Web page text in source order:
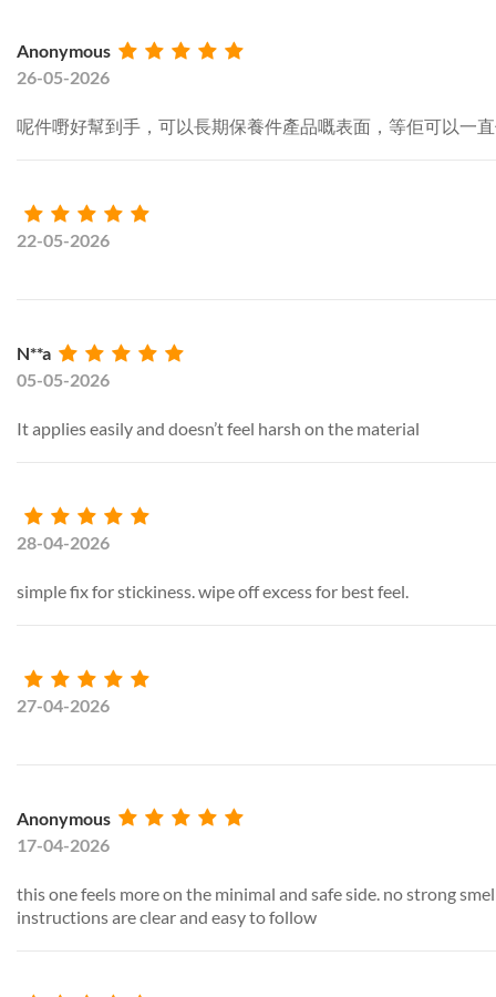
Anonymous
26-05-2026
呢件嘢好幫到手，可以長期保養件產品嘅表面，等佢可以一
22-05-2026
N**a
05-05-2026
It applies easily and doesn’t feel harsh on the material
28-04-2026
simple fix for stickiness. wipe off excess for best feel.
27-04-2026
Anonymous
17-04-2026
this one feels more on the minimal and safe side. no strong
instructions are clear and easy to follow